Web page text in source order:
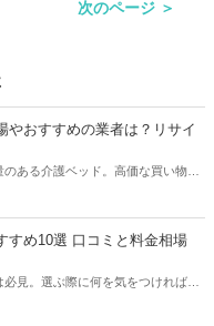
次のページ ＞
やおすすめの業者は？リサイ
ある介護ベッド。高価な買い物だ
紹介。リサイクルショップでの査
ください。
ミと料金相場
見。選ぶ際に何を気をつければ良